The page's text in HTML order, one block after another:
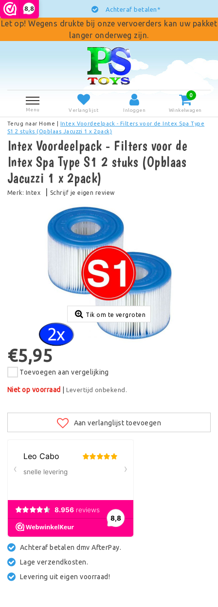
8,8 Achteraf betalen*
Let op! Wegens drukte bij onze vervoerders kan uw pakket
langer onderweg zijn.
Menu Verlanglijst Inloggen
0
Winkelwagen
Terug naar Home
Intex Voordeelpack - Filters voor de Intex Spa Type
S1 2 stuks (Opblaas Jacuzzi 1 x 2pack)
Intex Voordeelpack - Filters voor de
Intex Spa Type S1 2 stuks (Opblaas
Jacuzzi 1 x 2pack)
Merk: Intex Schrijf je eigen review
Tik om te vergroten
€5,95
Toevoegen aan vergelijking
Niet op voorraad |Levertijd onbekend.
Aan verlanglijst toevoegen
Achteraf betalen dmv AfterPay.
Lage verzendkosten.
Levering uit eigen voorraad!